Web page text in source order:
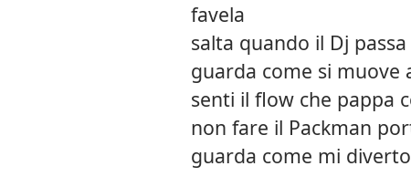
favela
salta quando il Dj
guarda come si muove
senti il flow che pappa
non fare il Packman
guarda come mi